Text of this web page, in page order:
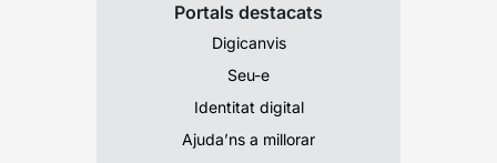
Portals destacats
Digicanvis
Seu-e
Identitat digital
Ajuda’ns a millorar